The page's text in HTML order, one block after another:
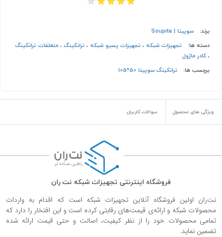
برند:
سوپیتا | Soupita
دسته ها:
تجهیزات شبکه ، تجهیزات پسیو شبکه ، ترانکینگ ، متعلقات ترانکینگ
، کادر ماژول
برچسب ها:
ترانکینگ سوپیتا 50*105
ویژگی های محصول سوالات کاربران
فروشگاه اینترنتی تجهیزات شبکه نت ران
نت‌ران اولین فروشگاه آنلاین تجهیزات شبکه است که اقدام به واردات
محصولات شبکه و ارائه‌ی قیمت‌های رقابتی کرده است و این افتخار را دارد که
تمامی محصولات خود را از نظر کیفیت، اصالت و حتی قیمت ارائه شده
تضمین نماید.